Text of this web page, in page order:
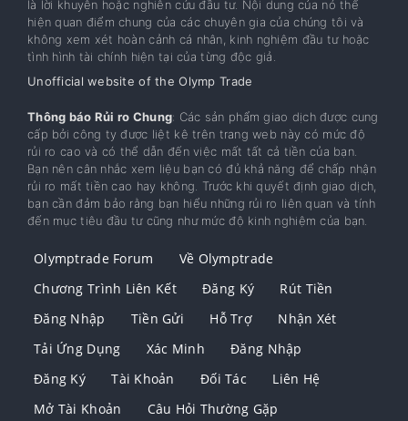
là lời khuyên hoặc nghiên cứu đầu tư. Nội dung của nó thể
hiện quan điểm chung của các chuyên gia của chúng tôi và
không xem xét hoàn cảnh cá nhân, kinh nghiệm đầu tư hoặc
tình hình tài chính hiện tại của từng độc giả.
Unofficial website of the Olymp Trade
Thông báo Rủi ro Chung: Các sản phẩm giao dịch được cung
cấp bởi công ty được liệt kê trên trang web này có mức độ
rủi ro cao và có thể dẫn đến việc mất tất cả tiền của bạn.
Bạn nên cân nhắc xem liệu bạn có đủ khả năng để chấp nhận
rủi ro mất tiền cao hay không. Trước khi quyết định giao dịch,
bạn cần đảm bảo rằng bạn hiểu những rủi ro liên quan và tính
đến mục tiêu đầu tư cũng như mức độ kinh nghiệm của bạn.
Olymptrade Forum
Về Olymptrade
Chương Trình Liên Kết
Đăng Ký
Rút Tiền
Đăng Nhập
Tiền Gửi Hỗ Trợ
Nhận Xét
Tải Ứng Dụng
Xác Minh
Đăng Nhập
Đăng Ký
Tài Khoản Đối Tác
Liên Hệ
Mở Tài Khoản
Câu Hỏi Thường Gặp